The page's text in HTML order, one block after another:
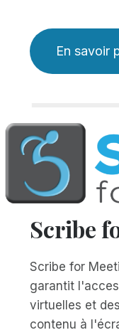
En savoir
Scribe
Scribe for
garantit
virtuelles et
contenu à